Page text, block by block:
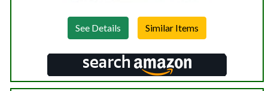
See Details